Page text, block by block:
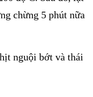
chừng 5 phút nữa
nguội bớt và thái